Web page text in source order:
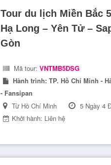
Tour du lịch Miền Bắc
Hạ Long – Yên Tử – Sapa – Fansipan giá tốt từ Sài
Gòn
Mã tour: VNTMB5DSG
Hành trình: TP. Hồ Chí Minh -
- Fansipan
Từ Hồ Chí Minh
5 Ngày 4
Khởi hành: Liên hệ